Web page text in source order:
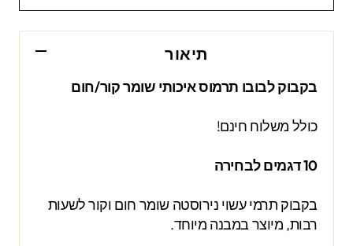
תיאור
בקבוק לבובו תרמוס איכותי שומר קור/חום
כולל משלוח חינם!
10 דגמים לבחירה
בקבוק תרמי עשוי נירוסטה שומר חום וקור לשעות
רבות, מיוצר במבנה מיוחד.